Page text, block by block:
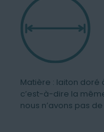
Matière : laiton doré
c’est-à-dire la
nous n’avons pas